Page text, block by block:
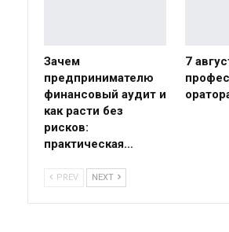
Зачем
предпринимателю
финансовый аудит и
как расти без
рисков:
практическая…
7
PREV NEXT